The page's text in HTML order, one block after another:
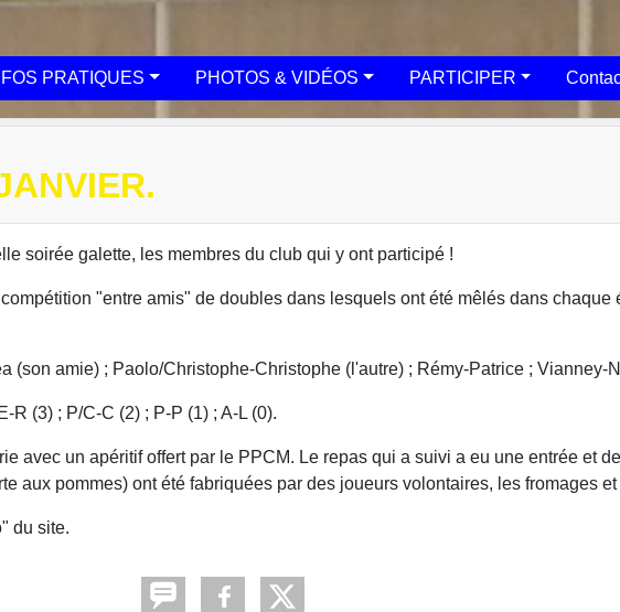
PRATIQUES PHOTOS & VIDÉOS PARTICIPER
soirée galette, les membres du club qui y ont participé !
"entre amis" de doubles dans lesquels ont été mêlés dans
(son amie) ; Paolo/Christophe-Christophe (l'autre) ; Rémy-Patrice ; Vianney-
R (3) ; P/C-C (2) ; P-P (1) ; A-L (0).
avec un apéritif offert par le PPCM. Le repas qui a suivi a eu une entrée et
aux pommes) ont été fabriquées par des joueurs volontaires, les fromages
du site.